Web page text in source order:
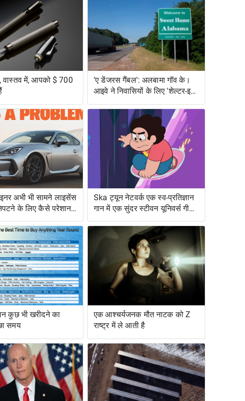
वास्तव में, आपको $ 700
'ए डेंजरस गैंबल': अलबामा गॉव के।
आइवे ने निवासियों के लिए 'शेल्टर-इन-
प्लेस' के लिए मना कर दिया, विशेष
रूप से जोखिम में काले अलबामा को
छोड़कर
अभी भी सामने लाइसेंस
के लिए कैसे परेशान
Ska ट्यून नेटवर्क एक स्व-प्रतिज्ञान
गान में एक सुंदर स्टीवन यूनिवर्स गीत
को बदल देता है
कुछ भी खरीदने का
समय
एक आश्चर्यजनक मौत नाटक को Z
राष्ट्र में ले आती है